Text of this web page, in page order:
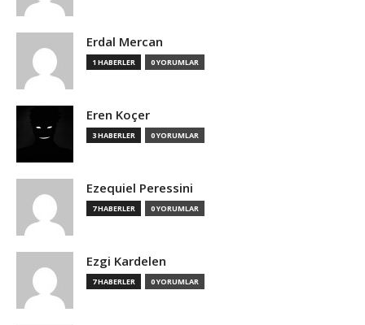
Erdal Mercan
1 HABERLER 0 YORUMLAR
Eren Koçer
3 HABERLER 0 YORUMLAR
Ezequiel Peressini
7 HABERLER 0 YORUMLAR
Ezgi Kardelen
7 HABERLER 0 YORUMLAR